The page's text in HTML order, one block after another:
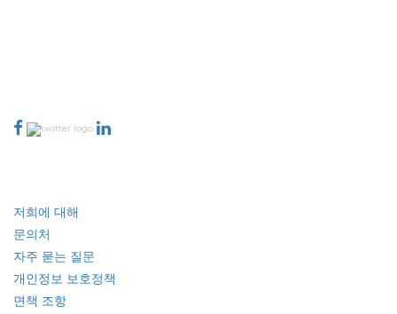
저희에 대해
문의처
자주 묻는 질문
개인정보 보호정책
면책 조항